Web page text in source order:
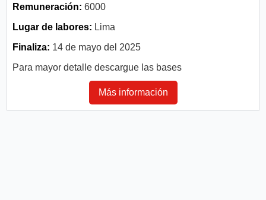
Remuneración: 6000
Lugar de labores: Lima
Finaliza: 14 de mayo del 2025
Para mayor detalle descargue las bases
Más información